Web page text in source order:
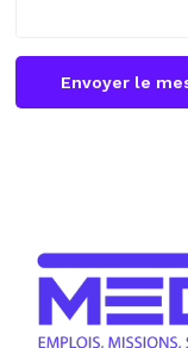
Envoyer le